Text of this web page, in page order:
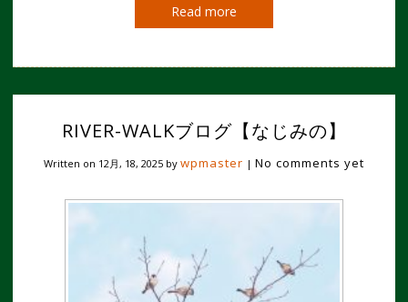
Read more
RIVER-WALKブログ【なじみの】
Written on 12月, 18, 2025 by wpmaster | No comments yet